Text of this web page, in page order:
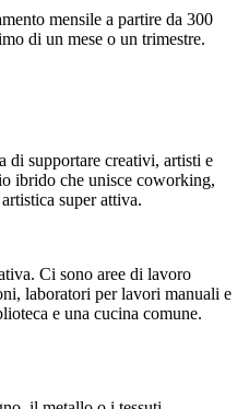
mensile a partire da 300
di un mese o un trimestre.
di supportare creativi, artisti e
ibrido che unisce coworking,
super attiva.
Ci sono aree di lavoro
laboratori per lavori manuali e
e una cucina comune.